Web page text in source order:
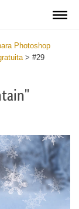
Photoshop
> #29